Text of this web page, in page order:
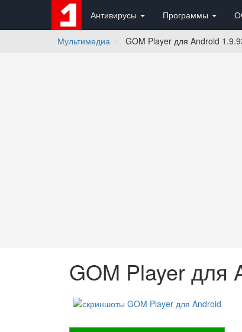
Антивирусы Программы
Мультимедиа GOM Player для Android
GOM Player для